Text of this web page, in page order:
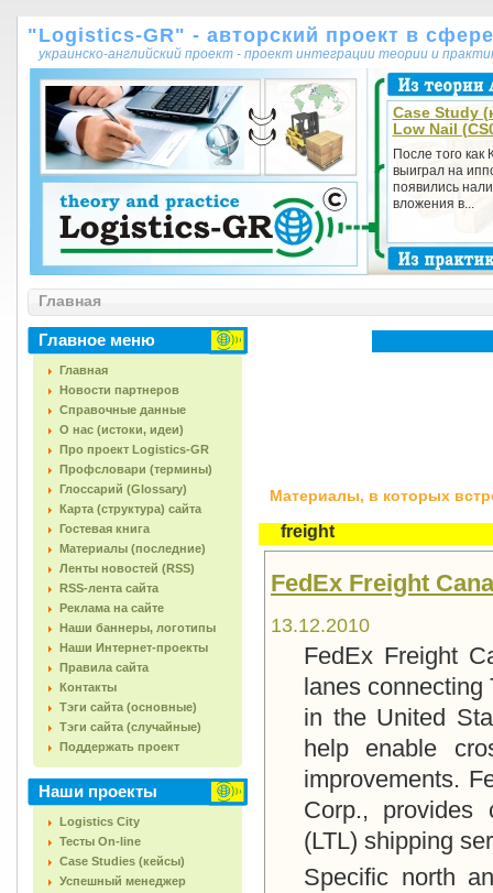
"Logistics-GR" - авторский проект в
украинско-английский проект - проект интеграции теории и
Case Study
Low Nail
После того как
выиграл на
появились
вложения в...
Главная
Главное меню
Главная
Новости партнеров
Справочные данные
О нас (истоки, идеи)
Про проект Logistics-GR
Профсловари (термины)
Глоссарий (Glossary)
Карта (структура) сайта
Гостевая книга
Материалы (последние)
Ленты новостей (RSS)
RSS-лента сайта
Реклама на сайте
Наши баннеры, логотипы
Наши Интернет-проекты
Правила сайта
Контакты
Тэги сайта (основные)
Тэги сайта (случайные)
Поддержать проект
Наши проекты
Logistics City
Тесты On-line
Case Studies (кейсы)
Успешный менеджер
Материалы, в которых
freight
FedEx Freight
13.12.2010
FedEx Freight
lanes
in the United
help enable
improvements.
Corp., provides
(LTL) shipping
Specific north